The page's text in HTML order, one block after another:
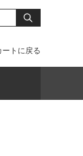
ートに戻る